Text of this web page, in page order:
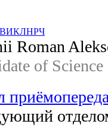
ВИКЛНРЧ
Roman
of